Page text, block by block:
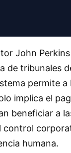
John
de tribunales
permite
implica el
beneficiar a
control
humana.